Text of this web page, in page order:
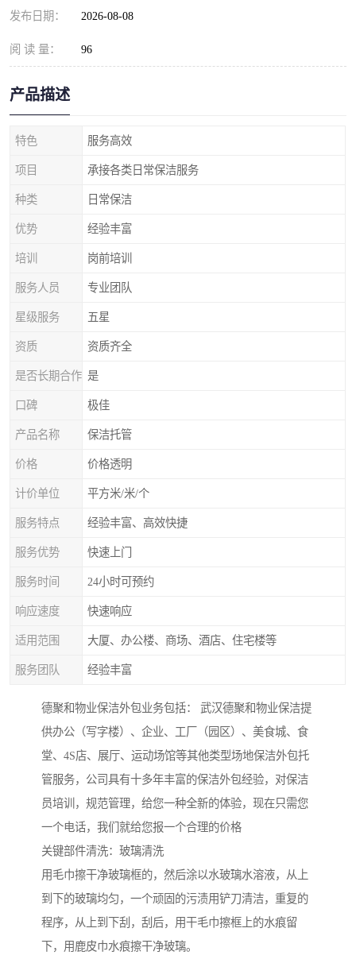
发布日期： 2026-08-08
阅 读 量： 96
产品描述
特色 服务高效
项目 承接各类日常保洁服务
种类 日常保洁
优势 经验丰富
培训 岗前培训
服务人员 专业团队
星级服务 五星
资质 资质齐全
是否长期合作 是
口碑 极佳
产品名称 保洁托管
价格 价格透明
计价单位 平方米/米/个
服务特点 经验丰富、高效快捷
服务优势 快速上门
服务时间 24小时可预约
响应速度 快速响应
适用范围 大厦、办公楼、商场、酒店、住宅楼等
服务团队 经验丰富
德聚和物业保洁外包业务包括： 武汉德聚和物业保洁提
供办公（写字楼）、企业、工厂（园区）、美食城、食
堂、4S店、展厅、运动场馆等其他类型场地保洁外包托
管服务，公司具有十多年丰富的保洁外包经验，对保洁
员培训，规范管理，给您一种全新的体验，现在只需您
一个电话，我们就给您报一个合理的价格
关键部件清洗：玻璃清洗
用毛巾擦干净玻璃框的，然后涂以水玻璃水溶液，从上
到下的玻璃均匀，一个顽固的污渍用铲刀清洁，重复的
程序，从上到下刮，刮后，用干毛巾擦框上的水痕留
下，用鹿皮巾水痕擦干净玻璃。